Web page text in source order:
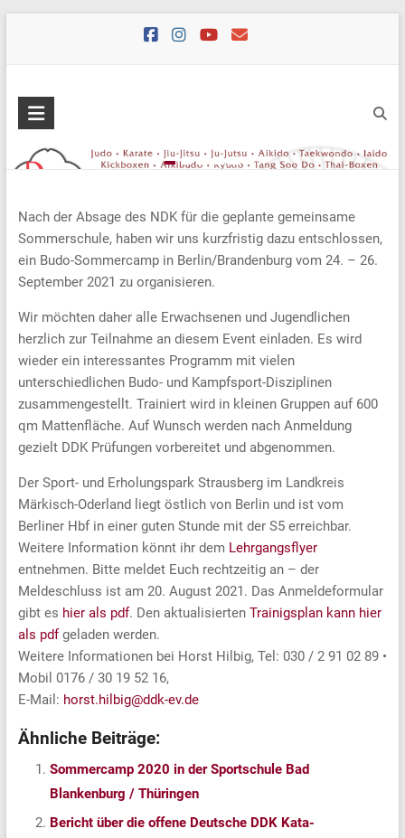
Nach der Absage des NDK für die geplante gemeinsame
Sommerschule, haben wir uns kurzfristig dazu entschlossen,
ein Budo-Sommercamp in Berlin/Brandenburg vom 24. – 26.
September 2021 zu organisieren.
Wir möchten daher alle Erwachsenen und Jugendlichen
herzlich zur Teilnahme an diesem Event einladen. Es wird
wieder ein interessantes Programm mit vielen
unterschiedlichen Budo- und Kampfsport-Disziplinen
zusammengestellt. Trainiert wird in kleinen Gruppen auf 600
qm Mattenfläche. Auf Wunsch werden nach Anmeldung
gezielt DDK Prüfungen vorbereitet und abgenommen.
Der Sport- und Erholungspark Strausberg im Landkreis
Märkisch-Oderland liegt östlich von Berlin und ist vom
Berliner Hbf in einer guten Stunde mit der S5 erreichbar.
Weitere Information könnt ihr dem Lehrgangsflyer
entnehmen. Bitte meldet Euch rechtzeitig an – der
Meldeschluss ist am 20. August 2021. Das Anmeldeformular
gibt es hier als pdf. Den aktualisierten Trainigsplan kann hier
als pdfgeladen werden.
Weitere Informationen bei Horst Hilbig, Tel: 030 / 2 91 02 89 •
Mobil 0176 / 30 19 52 16,
E-Mail: horst.hilbig@ddk-ev.de
Ähnliche Beiträge:
Sommercamp 2020 in der Sportschule Bad
Blankenburg / Thüringen
Bericht über die offene Deutsche DDK Kata-